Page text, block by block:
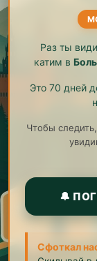
Раз ты
катим в
Это 70 дней
Чтобы
🔔
Сфоткал